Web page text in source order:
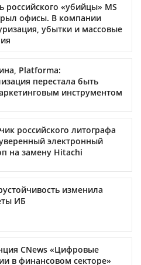
российского «убийцы» MS
офисы. В компании
убытки и массовые
Platforma:
перестала быть
инструментом
российского литографа
электронный
на замену Hitachi
изменила
ИБ
CNews «Цифровые
в финансовом секторе»